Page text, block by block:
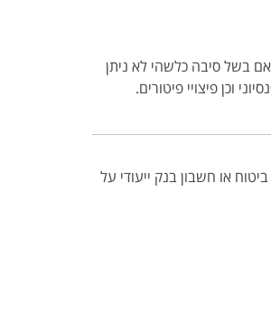
בשל סיבה כלשהי לא ניתן
וכן פיצויי פיטורים.
או חשבון בנק ייעודי על